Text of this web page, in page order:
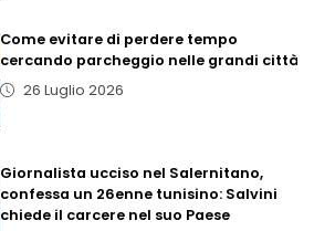
Come evitare di perdere tempo
cercando parcheggio nelle grandi città
26 Luglio 2026
Giornalista ucciso nel Salernitano,
confessa un 26enne tunisino: Salvini
chiede il carcere nel suo Paese